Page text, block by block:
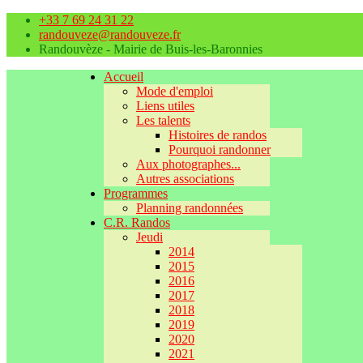
+33 7 69 24 31 22
randouveze@randouveze.fr
Randouvèze - Mairie de Buis-les-Baronnies
Accueil
Mode d'emploi
Liens utiles
Les talents
Histoires de randos
Pourquoi randonner
Aux photographes...
Autres associations
Programmes
Planning randonnées
C.R. Randos
Jeudi
2014
2015
2016
2017
2018
2019
2020
2021